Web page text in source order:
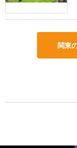
関東